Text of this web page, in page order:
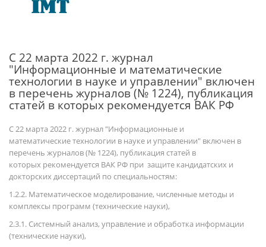
С 22 марта 2022 г. журнал
"Информационные и математические
технологии в науке и управлении" включен
в перечень журналов (№ 1224), публикация
статей в которых рекомендуется ВАК РФ
С 22 марта 2022 г. журнал "Информационные и
математические технологии в науке и управлении" включен в
перечень журналов (№ 1224), публикация статей в
которых рекомендуется ВАК РФ при защите кандидатских и
докторских диссертаций по специальностям:
1.2.2. Математическое моделирование, численные методы и
комплексы программ (технические науки),
2.3.1. Системный анализ, управление и обработка информации
(технические науки),